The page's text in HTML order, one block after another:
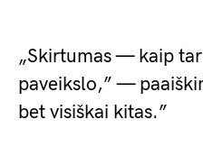
„Skirtumas — kaip
paveikslo,” —
bet visiškai kitas.”